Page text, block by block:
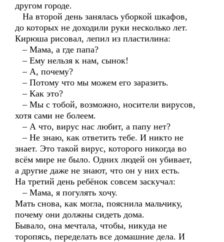
другом городе.
На второй день занялась уборкой шкафов,
до которых не доходили руки несколько лет.
Кирюша рисовал, лепил из пластилина:
– Мама, а где папа?
– Ему нельзя к нам, сынок!
– А, почему?
– Потому что мы можем его заразить.
– Как это?
– Мы с тобой, возможно, носители вирусов,
хотя сами не болеем.
– А что, вирус нас любит, а папу нет?
– Не знаю, как ответить тебе. И никто не
знает. Это такой вирус, которого никогда во
всём мире не было. Одних людей он убивает,
а другие даже не знают, что он у них есть.
На третий день ребёнок совсем заскучал:
– Мама, я погулять хочу.
Мать снова, как могла, пояснила мальчику,
почему они должны сидеть дома.
Бывало, она мечтала, чтобы, никуда не
торопясь, переделать все домашние дела. И